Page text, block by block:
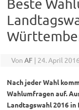
Beste
Von AF | 24. April 2016
Nach jeder Wahl
Wahlumfragen auf.
Landtagswahl 2016